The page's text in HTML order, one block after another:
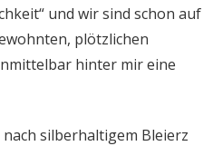
und wir sind schon auf
plötzlichen
hinter mir eine
silberhaltigem Bleierz